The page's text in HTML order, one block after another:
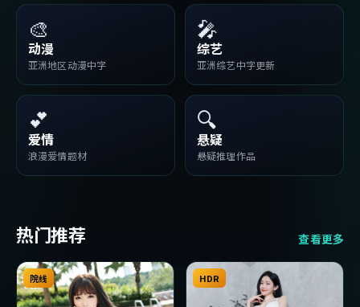
🎨
动漫
亚洲地区动漫中字
🎤
综艺
亚洲综艺中字更新
💕
爱情
浪漫爱情题材
🔍
悬疑
悬疑推理作品
热门推荐 查看更多
院线 HDR